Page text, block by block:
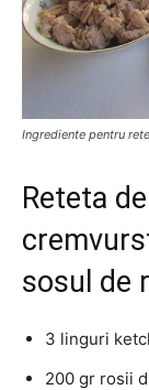
Ingrediente pentru
Reteta
sosul de
3 linguri
200 gr rosii